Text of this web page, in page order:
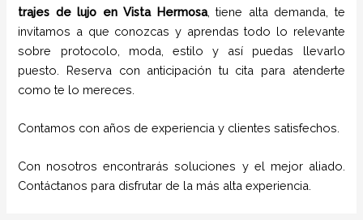
trajes de lujo enVista Hermosa, tiene alta demanda, te
invitamos a que conozcas y aprendas todo lo relevante
sobre protocolo, moda, estilo y así puedas llevarlo
puesto. Reserva con anticipación tu cita para atenderte
como te lo mereces.
Contamos con años de experiencia y clientes satisfechos.
Con nosotros encontrarás soluciones y el mejor aliado.
Contáctanos para disfrutar de la más alta experiencia.